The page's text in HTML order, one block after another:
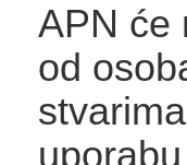
APN će
od